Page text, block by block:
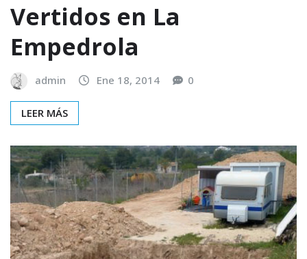
Vertidos en La
Empedrola
admin Ene 18, 2014 0
LEER MÁS